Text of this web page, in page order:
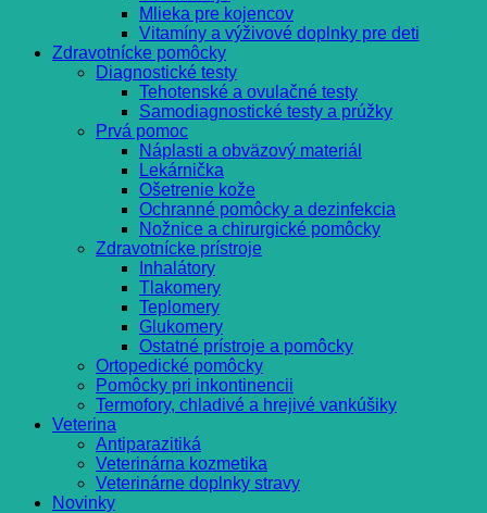
Mlieka pre kojencov
Vitamíny a výživové doplnky pre deti
Zdravotnícke pomôcky
Diagnostické testy
Tehotenské a ovulačné testy
Samodiagnostické testy a prúžky
Prvá pomoc
Náplasti a obväzový materiál
Lekárnička
Ošetrenie kože
Ochranné pomôcky a dezinfekcia
Nožnice a chirurgické pomôcky
Zdravotnícke prístroje
Inhalátory
Tlakomery
Teplomery
Glukomery
Ostatné prístroje a pomôcky
Ortopedické pomôcky
Pomôcky pri inkontinencii
Termofory, chladivé a hrejivé vankúšiky
Veterina
Antiparazitiká
Veterinárna kozmetika
Veterinárne doplnky stravy
Novinky